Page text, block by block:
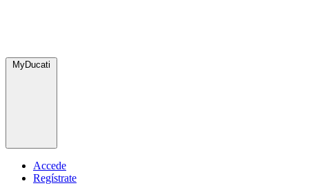
MyDucati
Accede
Regístrate